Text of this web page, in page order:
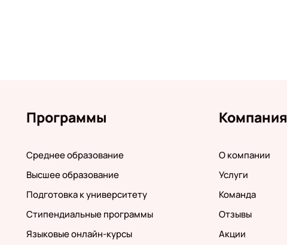
Программы
Среднее образование
Высшее образование
Подготовка к университету
Стипендиальные программы
Языковые онлайн-курсы
Компания
О компании
Услуги
Команда
Отзывы
Акции